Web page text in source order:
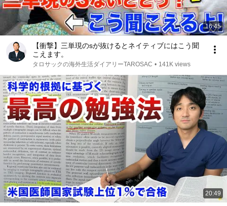
16:45
【衝撃】三単現のsが抜けるとネイティブにはこう聞
こえます。
タロサックの海外生活ダイアリーTAROSAC • 141K views
20:49